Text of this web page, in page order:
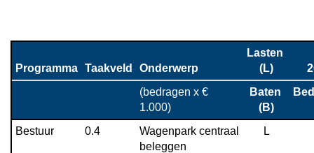
programma
Programma Taakveld Onderwerp
Lasten
(L)
(bedragen x €
1.000)
Baten
(B)
Bestuur 0.4
Wagenpark centraal
beleggen
L